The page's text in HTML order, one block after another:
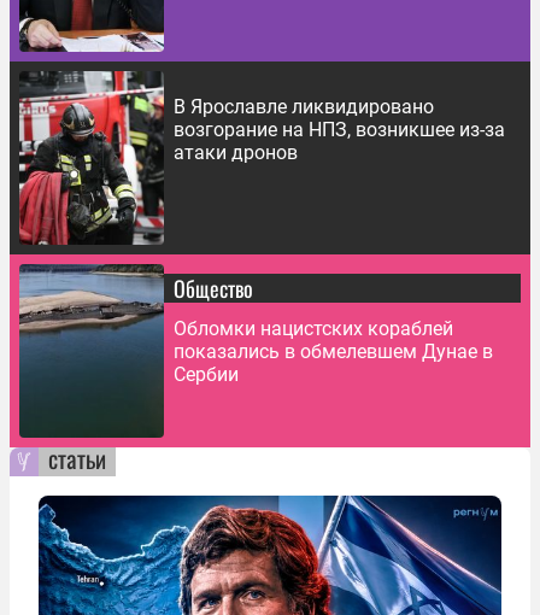
В Ярославле ликвидировано
возгорание на НПЗ, возникшее из-за
атаки дронов
Общество
Обломки нацистских кораблей
показались в обмелевшем Дунае в
Сербии
статьи